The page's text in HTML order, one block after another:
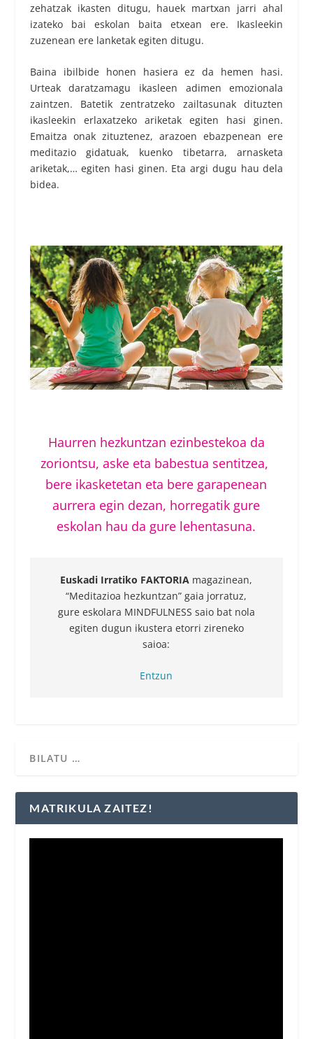
zehatzak ikasten ditugu, hauek martxan jarri ahal
izateko bai eskolan baita etxean ere. Ikasleekin
zuzenean ere lanketak egiten ditugu.
Baina ibilbide honen hasiera ez da hemen hasi.
Urteak daratzamagu ikasleen adimen emozionala
zaintzen. Batetik zentratzeko zailtasunak dituzten
ikasleekin erlaxatzeko ariketak egiten hasi ginen.
Emaitza onak zituztenez, arazoen ebazpenean ere
meditazio gidatuak, kuenko tibetarra, arnasketa
ariketak,… egiten hasi ginen. Eta argi dugu hau dela
bidea.
Haurren hezkuntzan ezinbestekoa da
zoriontsu, aske eta babestua sentitzea,
bere ikasketetan eta bere garapenean
aurrera egin dezan, horregatik gure
eskolan hau da gure lehentasuna.
Euskadi Irratiko FAKTORIA magazinean,
“Meditazioa hezkuntzan” gaia jorratuz,
gure eskolara MINDFULNESS saio bat nola
egiten dugun ikustera etorri zireneko
saioa:
Entzun
MATRIKULA ZAITEZ!